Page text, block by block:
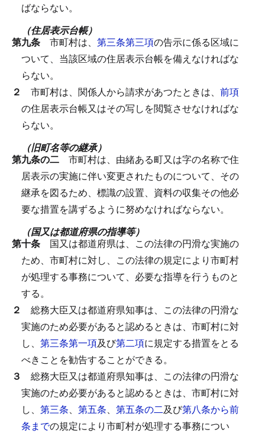
ばならない。
（住居表示台帳）
第九条 市町村は、 第三条第三項の告示に係る区域に
ついて、当該区域の住居表示台帳を備えなければな
らない。
２ 市町村は、関係人から請求があつたときは、 前項
の住居表示台帳又はその写しを閲覧させなければな
らない。
（旧町名等の継承）
第九条の二 市町村は、由緒ある町又は字の名称で住
居表示の実施に伴い変更されたものについて、その
継承を図るため、標識の設置、資料の収集その他必
要な措置を講ずるように努めなければならない。
（国又は都道府県の指導等）
第十条 国又は都道府県は、この法律の円滑な実施の
ため、市町村に対し、この法律の規定により市町村
が処理する事務について、必要な指導を行うものと
する。
２ 総務大臣又は都道府県知事は、この法律の円滑な
実施のため必要があると認めるときは、市町村に対
し、 第三条第一項及び第二項に規定する措置をとる
べきことを勧告することができる。
３ 総務大臣又は都道府県知事は、この法律の円滑な
実施のため必要があると認めるときは、市町村に対
し、 第三条、 第五条、 第五条の二及び第八条から前
条までの規定により市町村が処理する事務につい